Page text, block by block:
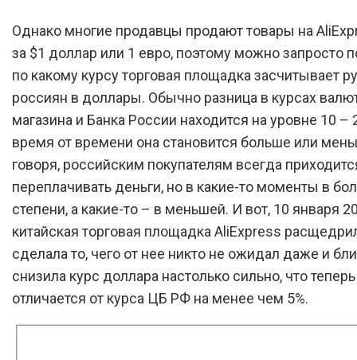
Однако многие продавцы продают товары на
за $1 доллар или 1 евро, поэтому можно запросто
по какому курсу торговая площадка засчитывает
россиян в доллары. Обычно разница в курсах
магазина и Банка России находится на уровне 10 –
время от времени она становится больше или
говоря, российским покупателям всегда
переплачивать деньги, но в какие-то моменты в
степени, а какие-то – в меньшей. И вот, 10 января
китайская торговая площадка AliExpress
сделала то, чего от нее никто не ожидал даже и
снизила курс доллара настолько сильно, что
отличается от курса ЦБ РФ на менее чем 5%.